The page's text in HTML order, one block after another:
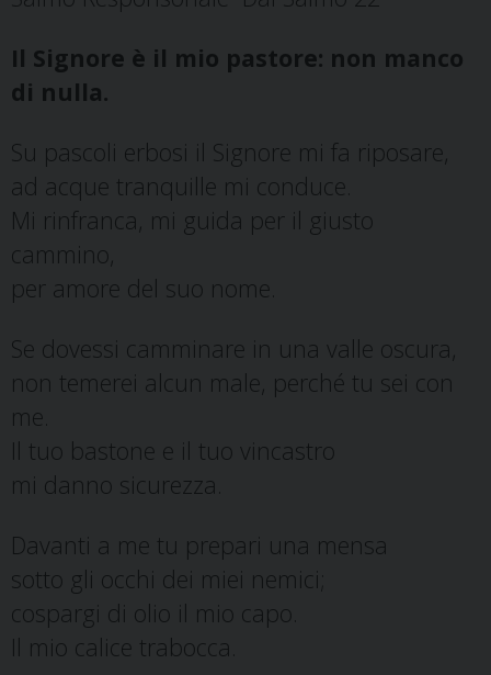
Il Signore è il mio pastore: non manco
di nulla.
Su pascoli erbosi il Signore mi fa riposare,
ad acque tranquille mi conduce.
Mi rinfranca, mi guida per il giusto
cammino,
per amore del suo nome.
Se dovessi camminare in una valle oscura,
non temerei alcun male, perché tu sei con
me.
Il tuo bastone e il tuo vincastro
mi danno sicurezza.
Davanti a me tu prepari una mensa
sotto gli occhi dei miei nemici;
cospargi di olio il mio capo.
Il mio calice trabocca.